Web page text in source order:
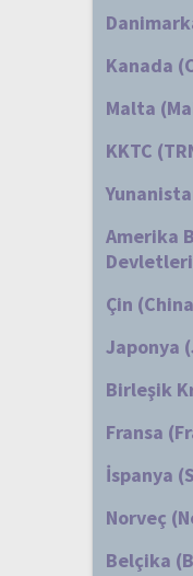
Kanada
Malta
KKTC
Amerika
Devletleri
Çin
Japonya
Birleşik
Fransa
İspanya
Norveç
Belçika